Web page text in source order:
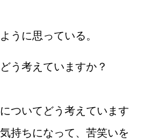
うに思っている。
う考えていますか？
ついてどう考えています
持ちになって、苦笑いを